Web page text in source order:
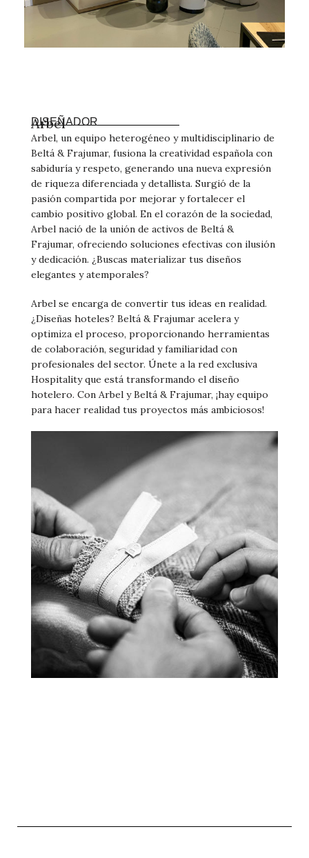
Arbel
DISEÑADOR
Arbel, un equipo heterogéneo y multidisciplinario de
Beltá & Frajumar, fusiona la creatividad española con
sabiduría y respeto, generando una nueva expresión
de riqueza diferenciada y detallista. Surgió de la
pasión compartida por mejorar y fortalecer el
cambio positivo global. En el corazón de la sociedad,
Arbel nació de la unión de activos de Beltá &
Frajumar, ofreciendo soluciones efectivas con ilusión
y dedicación. ¿Buscas materializar tus diseños
elegantes y atemporales?
Arbel se encarga de convertir tus ideas en realidad.
¿Diseñas hoteles? Beltá & Frajumar acelera y
optimiza el proceso, proporcionando herramientas
de colaboración, seguridad y familiaridad con
profesionales del sector. Únete a la red exclusiva
Hospitality que está transformando el diseño
hotelero. Con Arbel y Beltá & Frajumar, ¡hay equipo
para hacer realidad tus proyectos más ambiciosos!